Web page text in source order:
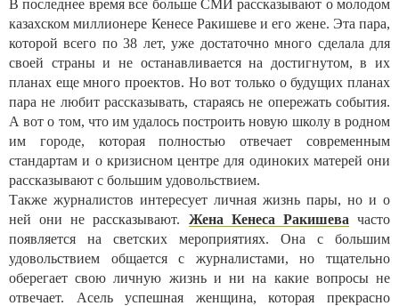
В последнее время все больше СМИ рассказывают о молодом
казахском миллионере Кенесе Ракишеве и его жене. Эта пара,
которой всего по 38 лет, уже достаточно много сделала для
своей страны и не останавливается на достигнутом, в их
планах еще много проектов. Но вот только о будущих планах
пара не любит рассказывать, стараясь не опережать события.
А вот о том, что им удалось построить новую школу в родном
им городе, которая полностью отвечает современным
стандартам и о кризисном центре для одиноких матерей они
рассказывают с большим удовольствием.
Также журналистов интересует личная жизнь пары, но и о
ней они не рассказывают. Жена Кенеса Ракишева часто
появляется на светских мероприятиях. Она с большим
удовольствием общается с журналистами, но тщательно
оберегает свою личную жизнь и ни на какие вопросы не
отвечает. Асель успешная женщина, которая прекрасно